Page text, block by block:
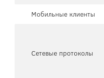
Мобильные клиенты
Сетевые протоколы